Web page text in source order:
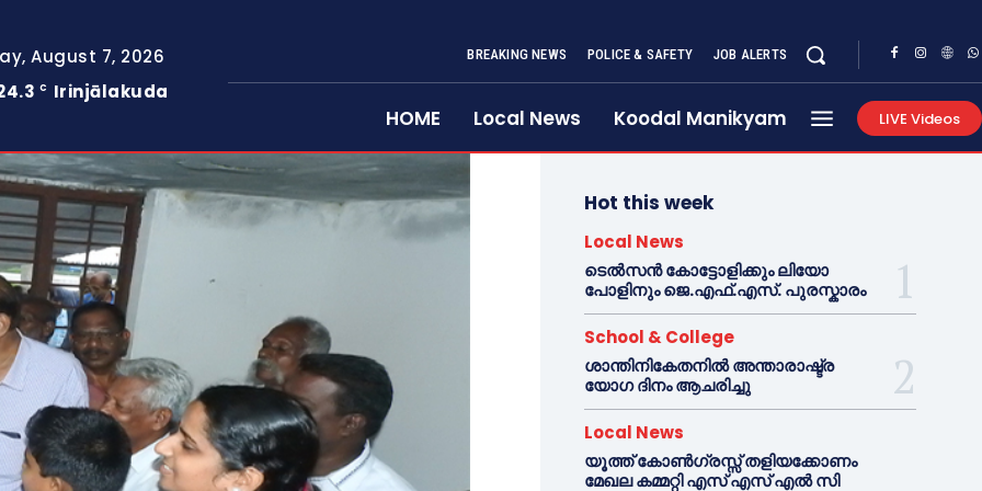
August 7, 2026
C Irinjālakuda
BREAKING NEWS POLICE & SAFETY JOB ALERTS
HOME Local News Koodal Manikyam LIVE Videos
Hot this week
Local News
ടെൽസൻ കോട്ടോളിക്കും ലിയോ
പോളിനും ജെ.എഫ്.എസ്. പുരസ്കാരം
School & College
ശാന്തിനികേതനിൽ അന്താരാഷ്ട്ര
യോഗ ദിനം ആചരിച്ചു
Local News
യൂത്ത് കോൺഗ്രസ്സ് തളിയക്കോണം
മേഖല കമ്മറ്റി എസ് എസ് എൽ സി